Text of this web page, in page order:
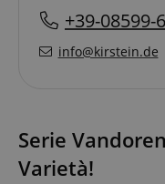
+39-08599-
info@kirstein.de
Serie
Varietà!